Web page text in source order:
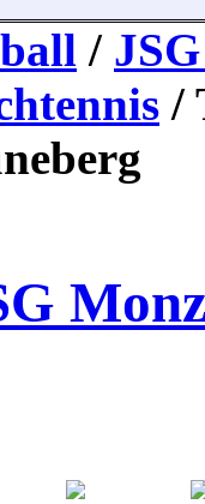
/
/